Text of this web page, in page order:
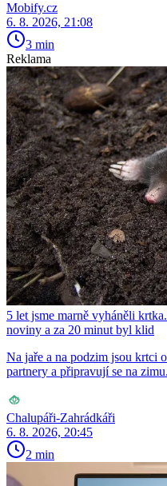
Mobify.cz
6. 8. 2026, 21:08
3 min
Reklama
5 let jsme marně vyháněli
noviny a za 20 minut byl klid
Na jaře a na podzim jsou krtci
partnery a připravují se na
Chalupáři-Zahrádkáři
6. 8. 2026, 20:45
2 min